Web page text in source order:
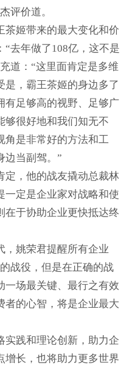
评价道。
姬带来的最大变化和价
去年做了108亿，这不是
道：“这里面肯定是多维
是，霸王茶姬的身边多了
有足够高的视野、足够广
够很好地和我们知无不
角是非常好的方法和工
边当副驾。”
，他的战友撬动总裁林
一定是企业家对战略和使
在于协助企业更快抵达终
姚荣君提醒所有企业
战役，但是在正确的战
一场最关键、最行之有效
者的心智，将是企业最大
践和理论创新，助力企
增长，也将助力更多世界